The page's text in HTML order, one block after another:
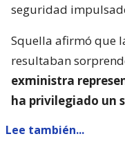
seguridad
Squella afirmó que
resultaban
exministra
ha privilegiado un
Lee también...